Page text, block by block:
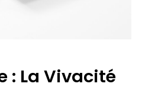
: La Vivacité